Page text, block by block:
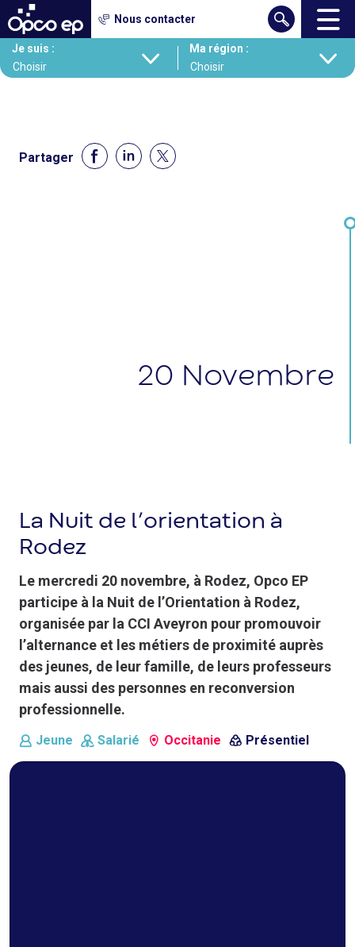
Gestion des cookies
Aller
contenu
Je suis : Ma région :
Nous contacter
Partager
20 Novembre
La Nuit de l’orientation à
Rodez
Le mercredi 20 novembre, à Rodez, Opco EP
participe à la Nuit de l’Orientation à Rodez,
organisée par la CCI Aveyron pour promouvoir
l’alternance et les métiers de proximité auprès
des jeunes, de leur famille, de leurs professeurs
mais aussi des personnes en reconversion
professionnelle.
Jeune Salarié Occitanie Présentiel